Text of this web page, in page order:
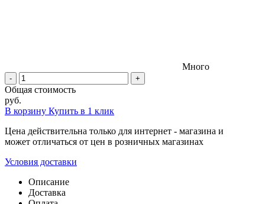
Много
- +
Общая стоимость
руб.
В корзину Купить в 1 клик
Цена действительна только для интернет - магазина и
может отличаться от цен в розничных магазинах
Условия доставки
Описание
Доставка